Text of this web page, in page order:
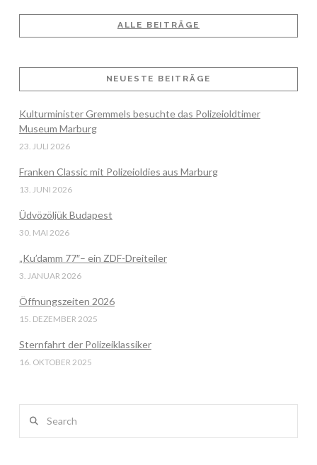
VIEW POST
ALLE BEITRÄGE
NEUESTE BEITRÄGE
Kulturminister Gremmels besuchte das Polizeioldtimer
Museum Marburg
23. JULI 2026
Franken Classic mit Polizeioldies aus Marburg
13. JUNI 2026
Üdvözöljük Budapest
30. MAI 2026
„Ku’damm 77″– ein ZDF-Dreiteiler
3. JANUAR 2026
Öffnungszeiten 2026
15. DEZEMBER 2025
Sternfahrt der Polizeiklassiker
16. OKTOBER 2025